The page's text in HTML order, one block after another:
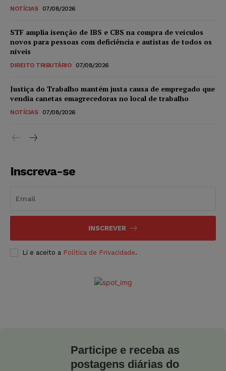
NOTÍCIAS 07/08/2026
STF amplia isenção de IBS e CBS na compra de veículos
novos para pessoas com deficiência e autistas de todos os
níveis
DIREITO TRIBUTÁRIO 07/08/2026
Justiça do Trabalho mantém justa causa de empregado que
vendia canetas emagrecedoras no local de trabalho
NOTÍCIAS 07/08/2026
Inscreva-se
INSCREVER
Li e aceito a Política de Privacidade.
Participe e receba as
postagens diárias do